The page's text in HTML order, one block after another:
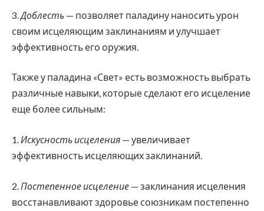
3.Доблесть — позволяет паладину наносить урон
своим исцеляющим заклинаниям и улучшает
эффективность его оружия.
Также у паладина «Свет» есть возможность выбрать
различные навыки, которые сделают его исцеление
еще более сильным:
1. Искусность исцеления — увеличивает
эффективность исцеляющих заклинаний.
2. Постепенное исцеление — заклинания исцеления
восстанавливают здоровье союзникам постепенно